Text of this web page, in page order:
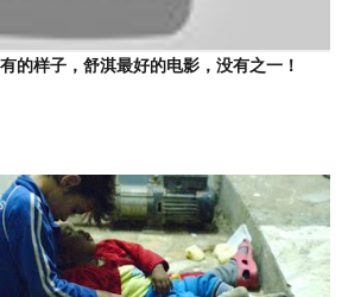
的样子，舒淇最好的电影，没有之一！